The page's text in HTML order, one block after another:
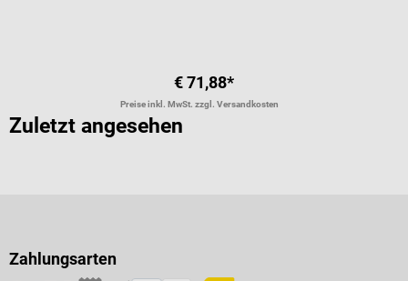
€ 71,88*
Preise inkl. MwSt. zzgl. Versandkosten
Zuletzt angesehen
Zahlungsarten